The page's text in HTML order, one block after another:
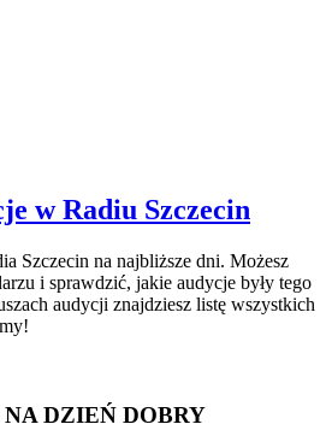
w Radiu Szczecin
Szczecin na najbliższe dni. Możesz
i sprawdzić, jakie audycje były tego
audycji znajdziesz listę wszystkich
DZIEŃ DOBRY